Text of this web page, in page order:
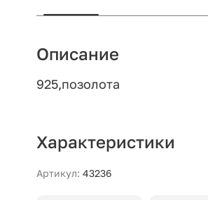
Описание
925,позолота
Характеристики
Артикул: 43236